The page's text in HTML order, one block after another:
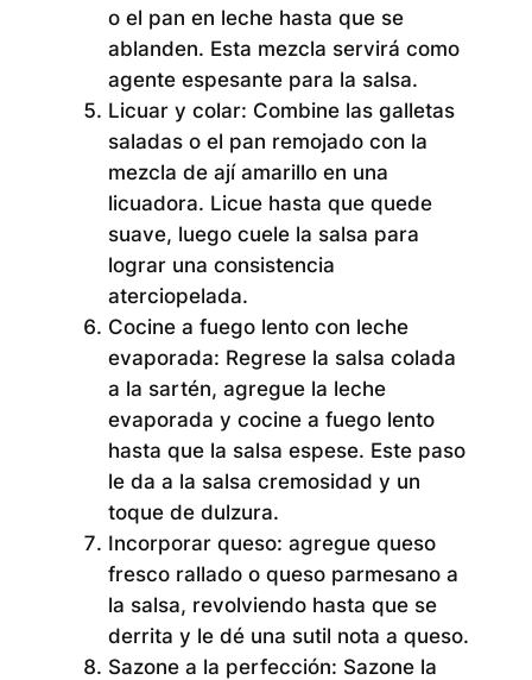
o el pan en leche hasta que se
ablanden. Esta mezcla servirá como
agente espesante para la salsa.
Licuar y colar: Combine las galletas
saladas o el pan remojado con la
mezcla de ají amarillo en una
licuadora. Licue hasta que quede
suave, luego cuele la salsa para
lograr una consistencia
aterciopelada.
Cocine a fuego lento con leche
evaporada: Regrese la salsa colada
a la sartén, agregue la leche
evaporada y cocine a fuego lento
hasta que la salsa espese. Este paso
le da a la salsa cremosidad y un
toque de dulzura.
Incorporar queso: agregue queso
fresco rallado o queso parmesano a
la salsa, revolviendo hasta que se
derrita y le dé una sutil nota a queso.
Sazone a la perfección: Sazone la